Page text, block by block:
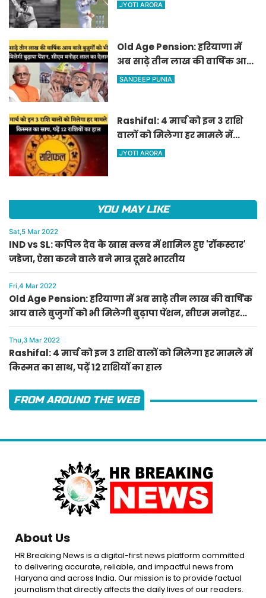
JYOTI ARORA
Old Age Pension: हरियाणा में
अब साढ़े तीन लाख की वार्षिक आय
वाले बुजुर्गों को भी मिलेगी बुढ़ापा
SANDEEP PUNIA
Rashifal: 4 मार्च को इन 3 राशि
वालों को मिलेगा हर मामले में
किस्मत का साथ, पढ़ें 12 राशियों का
JYOTI ARORA
YOU MAY LIKE
Sat,5 Mar 2022
IND vs SL: कपिल देव के खास क्लब में शामिल हुए 'रॉकस्टार'
जडेजा, ऐसा करने वाले बने मात्र दूसरे भारतीय
Fri,4 Mar 2022
Old Age Pension: हरियाणा में अब साढ़े तीन लाख की वार्षिक
आय वाले बुजुर्गों को भी मिलेगी बुढ़ापा पेंशन, सीएम मनोहर
लाल का ऐलान
Thu,3 Mar 2022
Rashifal: 4 मार्च को इन 3 राशि वालों को मिलेगा हर मामले में
किस्मत का साथ, पढ़ें 12 राशियों का हाल
FROM AROUND THE WEB
About Us
HR Breaking News is a digital-first news platform committed
to delivering accurate, reliable, and impactful news from
Haryana and across India. Our mission is to provide factual
journalism that directly affects the daily lives of our readers.